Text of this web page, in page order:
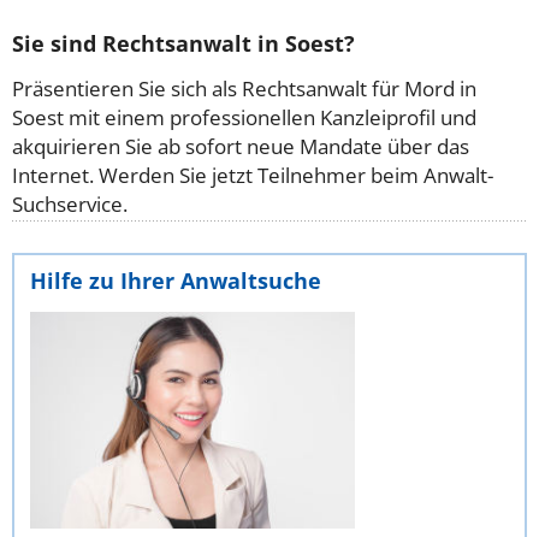
Sie sind Rechtsanwalt in Soest?
Präsentieren Sie sich als Rechtsanwalt für Mord in
Soest mit einem professionellen Kanzleiprofil und
akquirieren Sie ab sofort neue Mandate über das
Internet. Werden Sie jetzt Teilnehmer beim Anwalt-
Suchservice.
Hilfe zu Ihrer Anwaltsuche